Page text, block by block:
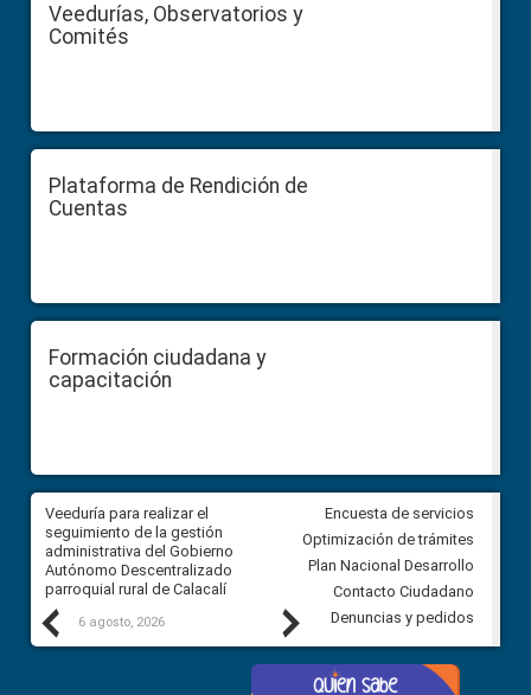
Veedurías, Observatorios y
Comités
Plataforma de Rendición de
Cuentas
Formación ciudadana y
capacitación
Previous
Veeduría para realizar el
seguimiento de la gestión
administrativa del Gobierno
Autónomo Descentralizado
parroquial rural de Calacalí
6 agosto, 2026
Veeduría para vigilar los
derivados de la Audiencia
comunidad Urbina, parroquia
Carolina
5 agosto, 2026
Next
Encuesta de servicios
Optimización de trámites
Plan Nacional Desarrollo
Contacto Ciudadano
Denuncias y pedidos